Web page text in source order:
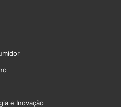
e Inovação